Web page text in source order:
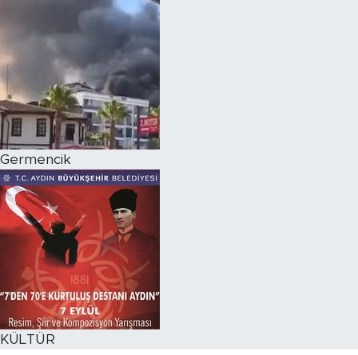
Germencik
KÜLTÜR